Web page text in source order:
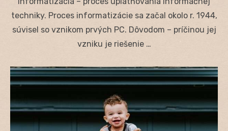
techniky. Proces informatizácie sa začal okolo r. 1944,
súvisel so vznikom prvých PC. Dôvodom – príčinou jej
vzniku je riešenie …